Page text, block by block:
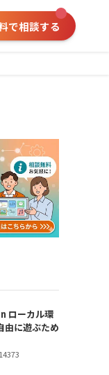
で相談する
ローカル環
由に遊ぶため